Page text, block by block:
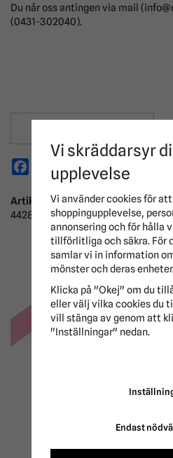
Du når oss antingen via mail
(0431-302040).
Artikelnummer:
44280-120-55
ANDRA
-20%
Vi skräddarsyr
upplevelse
Vi använder cookies för
shoppingupplevelse,
annonsering och för hålla
tillförlitliga och säkra. För
samlar vi in information
mönster och deras
Klicka på "Okej" om du
eller välj vilka cookies du
vill stänga av genom att
"Inställningar" nedan.
Endast